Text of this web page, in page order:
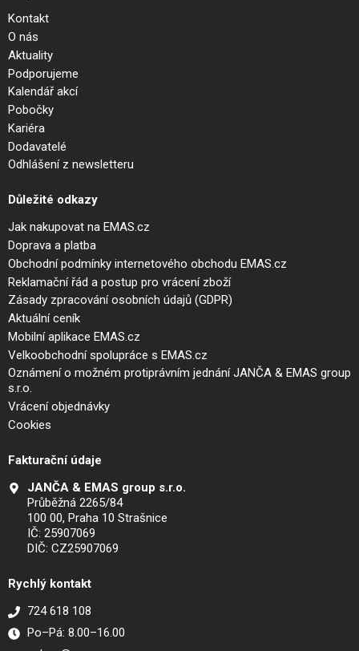
Kontakt
O nás
Aktuality
Podporujeme
Kalendář akcí
Pobočky
Kariéra
Dodavatelé
Odhlášení z newsletteru
Důležité odkazy
Jak nakupovat na EMAS.cz
Doprava a platba
Obchodní podmínky internetového obchodu EMAS.cz
Reklamační řád a postup pro vrácení zboží
Zásady zpracování osobních údajů (GDPR)
Aktuální ceník
Mobilní aplikace EMAS.cz
Velkoobchodní spolupráce s EMAS.cz
Oznámení o možném protiprávním jednání JANČA & EMAS group
s.r.o.
Vrácení objednávky
Cookies
Fakturační údaje
JANČA & EMAS group s.r.o.
Průběžná 2265/84
100 00, Praha 10 Strašnice
IČ: 25907069
DIČ: CZ25907069
Rychlý kontakt
724 618 108
Po–Pá: 8.00–16.00